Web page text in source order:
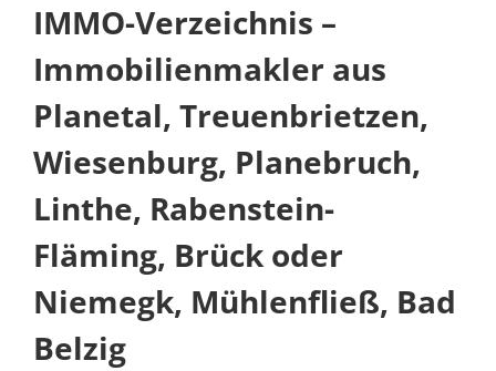
IMMO-Verzeichnis –
Immobilienmakler aus
Planetal, Treuenbrietzen,
Wiesenburg, Planebruch,
Linthe, Rabenstein-
Fläming, Brück oder
Niemegk, Mühlenfließ, Bad
Belzig